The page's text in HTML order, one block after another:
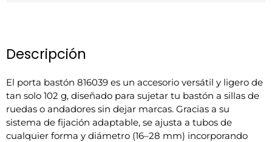
Descripción
El porta bastón 816039 es un accesorio versátil y ligero de
tan solo 102 g, diseñado para sujetar tu bastón a sillas de
ruedas o andadores sin dejar marcas. Gracias a su
sistema de fijación adaptable, se ajusta a tubos de
cualquier forma y diámetro (16–28 mm) incorporando